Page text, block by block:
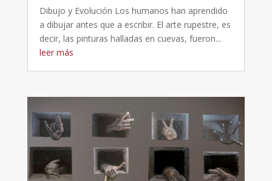
Dibujo y Evolución Los humanos han aprendido
a dibujar antes que a escribir. El arte rupestre, es
decir, las pinturas halladas en cuevas, fueron...
leer más